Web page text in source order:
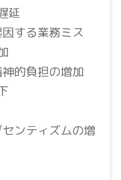
延
する業務ミス
的負担の増加
ンティズムの増